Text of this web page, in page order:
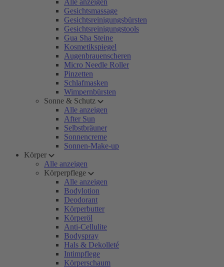
Alle anzeigen
Gesichtsmassage
Gesichtsreinigungsbürsten
Gesichtsreinigungstools
Gua Sha Steine
Kosmetikspiegel
Augenbrauenscheren
Micro Needle Roller
Pinzetten
Schlafmasken
Wimpernbürsten
Sonne & Schutz
Alle anzeigen
After Sun
Selbstbräuner
Sonnencreme
Sonnen-Make-up
Körper
Alle anzeigen
Körperpflege
Alle anzeigen
Bodylotion
Deodorant
Körperbutter
Körperöl
Anti-Cellulite
Bodyspray
Hals & Dekolleté
Intimpflege
Körperschaum